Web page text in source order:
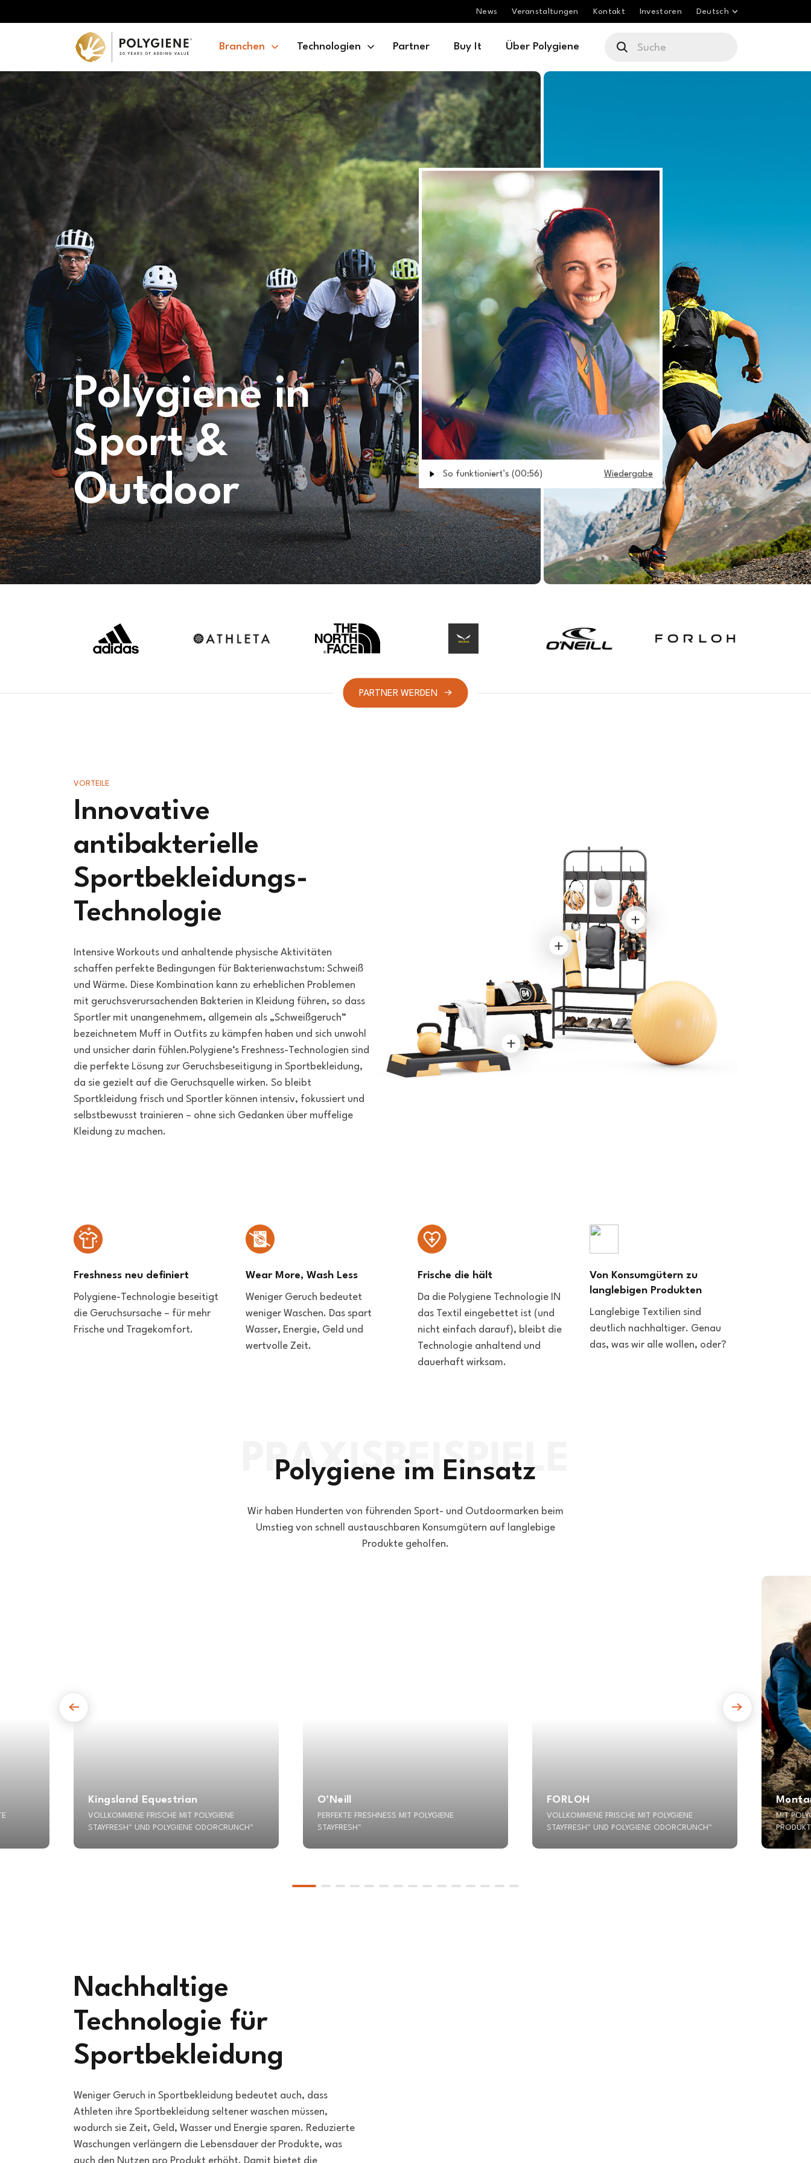
Branchen Technologien Partner Buy It Über Polygiene
News Veranstaltungen Kontakt Investoren Deutsch
/home/polygien/domains/polygiene.com/wp-
content/themes/Polygiene/partials/blocks/block-
hero.phpon line93
So funktioniert’s (00:56) Wiedergabe
Polygiene in
Sport &
Outdoor
PARTNER WERDEN
VORTEILE
Innovative
antibakterielle
Sportbekleidungs-
Technologie
Intensive Workouts und anhaltende physische Aktivitäten
schaffen perfekte Bedingungen für Bakterienwachstum: Schweiß
und Wärme. Diese Kombination kann zu erheblichen Problemen
mit geruchsverursachenden Bakterien in Kleidung führen, so dass
Sportler mit unangenehmem, allgemein als „Schweißgeruch“
bezeichnetem Muff in Outfits zu kämpfen haben und sich unwohl
und unsicher darin fühlen.Polygiene‘s Freshness-Technologien sind
die perfekte Lösung zur Geruchsbeseitigung in Sportbekleidung,
da sie gezielt auf die Geruchsquelle wirken. So bleibt
Sportkleidung frisch und Sportler können intensiv, fokussiert und
selbstbewusst trainieren – ohne sich Gedanken über muffelige
Kleidung zu machen.
Freshness neu definiert
Polygiene-Technologie beseitigt
die Geruchsursache – für mehr
Frische und Tragekomfort.
Wear More, Wash Less
Weniger Geruch bedeutet
weniger Waschen. Das spart
Wasser, Energie, Geld und
wertvolle Zeit.
Frische die hält
Da die Polygiene Technologie IN
das Textil eingebettet ist (und
nicht einfach darauf), bleibt die
Technologie anhaltend und
dauerhaft wirksam.
Von Konsumgütern zu
langlebigen Produkten
Langlebige Textilien sind
deutlich nachhaltiger. Genau
das, was wir alle wollen, oder?
Polygiene im Einsatz
Wir haben Hunderten von führenden Sport- und Outdoormarken beim
Umstieg von schnell austauschbaren Konsumgütern auf langlebige
Produkte geholfen.
O’Neill
PERFEKTE FRESHNESS MIT POLYGIENE
STAYFRESH™
FORLOH
VOLLKOMMENE FRISCHE MIT POLYGIENE
STAYFRESH™ UND POLYGIENE ODORCRUNCH™
MIT
Kingsland Equestrian
VOLLKOMMENE FRISCHE MIT POLYGIENE
STAYFRESH™ UND POLYGIENE ODORCRUNCH™
Nachhaltige
Technologie für
Sportbekleidung
Weniger Geruch in Sportbekleidung bedeutet auch, dass
Athleten ihre Sportbekleidung seltener waschen müssen,
wodurch sie Zeit, Geld, Wasser und Energie sparen. Reduzierte
Waschungen verlängern die Lebensdauer der Produkte, was